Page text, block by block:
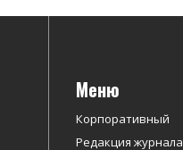
Меню
Корпоративный
Редакция журнала